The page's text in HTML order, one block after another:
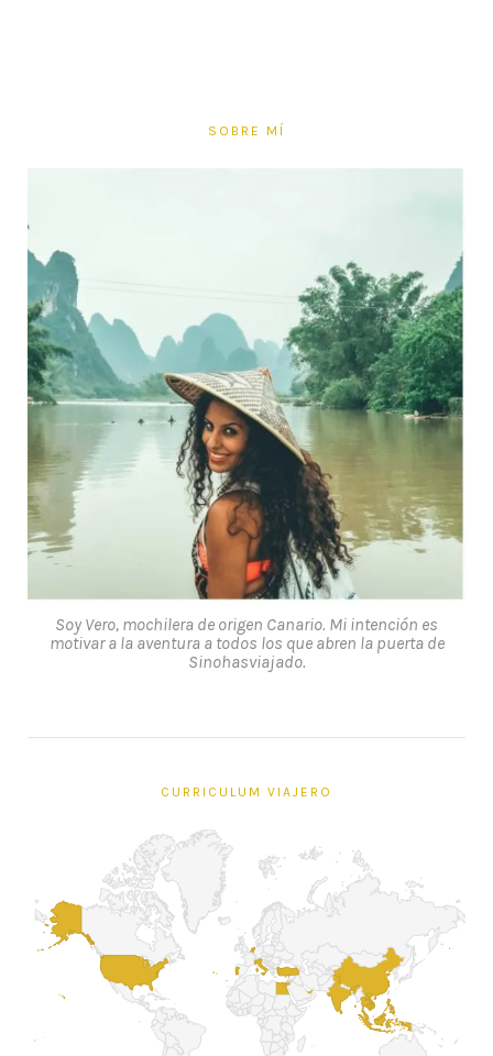
SOBRE MÍ
Soy Vero, mochilera de origen Canario. Mi intención es
motivar a la aventura a todos los que abren la puerta de
Sinohasviajado.
CURRICULUM VIAJERO